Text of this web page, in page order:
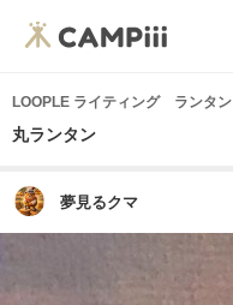
LOOPLE ライティング ランタン
丸ランタン
夢見るクマ